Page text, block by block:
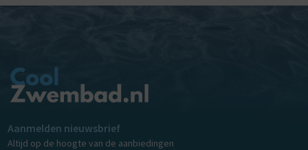
Aanmelden nieuwsbrief
Altijd op de hoogte van de aanbiedingen